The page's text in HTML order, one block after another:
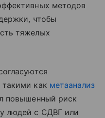
методов
чтобы
тяжелых
как метаанализ
повышенный риск
людей с СДВГ или